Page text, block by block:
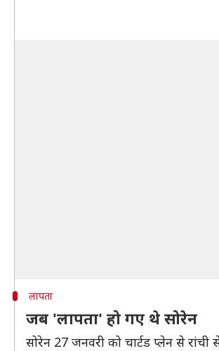
लापता
जब 'लापता' हो गए थे सोरेन
सोरेन 27 जनवरी को चार्टड प्लेन से रांची